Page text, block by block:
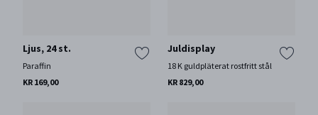
Ljus, 24 st.
Paraffin
KR 169,00
Juldisplay
18 K guldpläterat rostfritt stål
KR 829,00